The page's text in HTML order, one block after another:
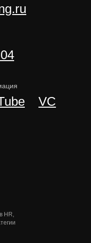
VC
HR,